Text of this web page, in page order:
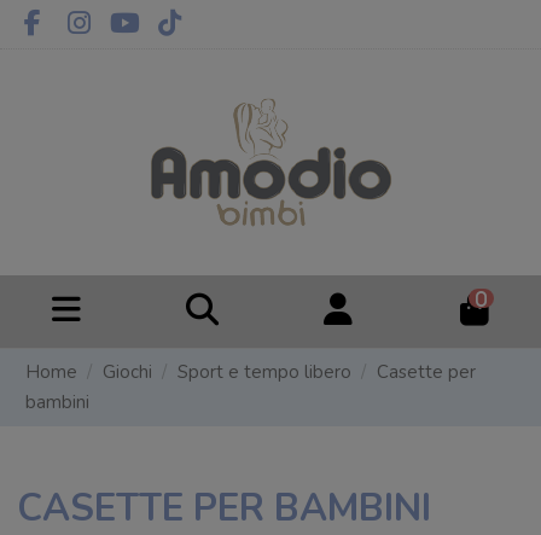
0
Home Giochi Sport e tempo libero
Casette per
bambini
CASETTE PER BAMBINI